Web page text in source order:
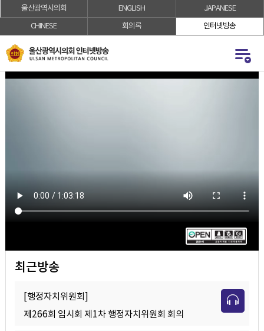
가
가
울산광역시의회 ENGLISH
JAPANESE
CHINESE
회의록 인터넷방송
최근방송
[행정자치위원회]
제266회 임시회 제1차 행정자치위원회 회의